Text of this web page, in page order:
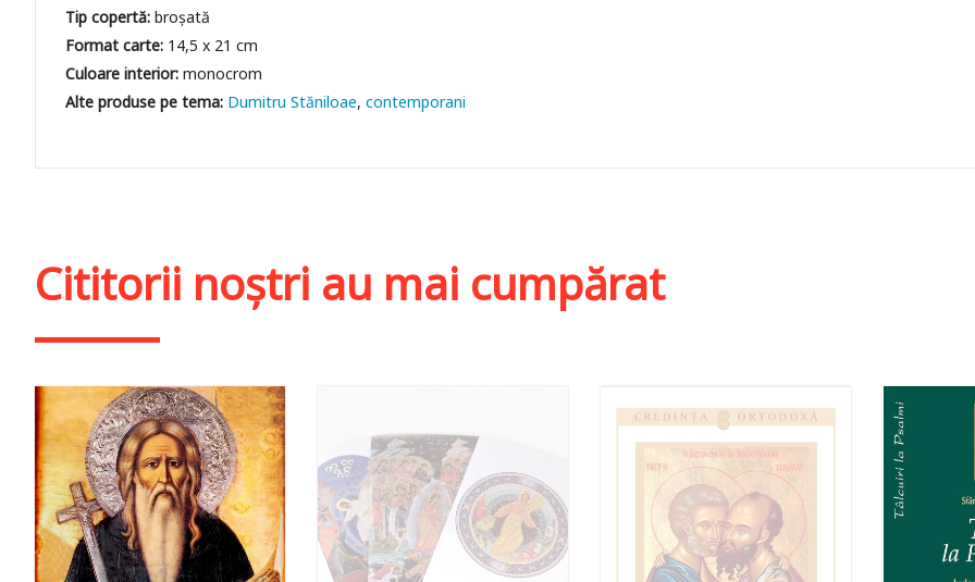
Tip copertă:broșată
Format carte: 14,5 x 21 cm
Culoare interior:monocrom
Dumitru Stăniloae contemporani
Cititorii noștri au mai cumpărat